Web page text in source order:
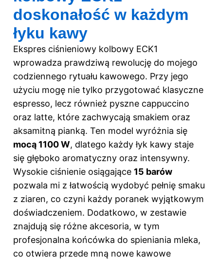
doskonałość w każdym
łyku kawy
Ekspres ciśnieniowy kolbowy ECK1
wprowadza prawdziwą rewolucję do mojego
codziennego rytuału kawowego. Przy jego
użyciu mogę nie tylko przygotować klasyczne
espresso, lecz również pyszne cappuccino
oraz latte, które zachwycają smakiem oraz
aksamitną pianką. Ten model wyróżnia się
mocą 1100 W, dlatego każdy łyk kawy staje
się głęboko aromatyczny oraz intensywny.
Wysokie ciśnienie osiągające 15 barów
pozwala mi z łatwością wydobyć pełnię smaku
z ziaren, co czyni każdy poranek wyjątkowym
doświadczeniem. Dodatkowo, w zestawie
znajdują się różne akcesoria, w tym
profesjonalna końcówka do spieniania mleka,
co otwiera przede mną nowe kawowe